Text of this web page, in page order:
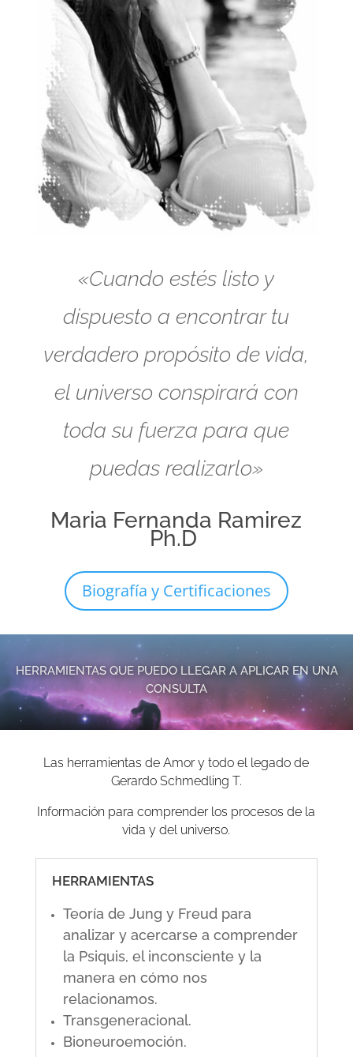
«Cuando estés listo y
dispuesto a encontrar tu
verdadero propósito de vida,
el universo conspirará con
toda su fuerza para que
puedas realizarlo»
Maria Fernanda Ramirez
Ph.D
Biografía y Certificaciones
HERRAMIENTAS QUE PUEDO LLEGAR A APLICAR EN UNA
CONSULTA
Las herramientas de Amor y todo el legado de
Gerardo Schmedling T.
Información para comprender los procesos de la
vida y del universo.
HERRAMIENTAS
Teoría de Jung y Freud para
analizar y acercarse a comprender
la Psiquis, el inconsciente y la
manera en cómo nos
relacionamos.
Transgeneracional.
Bioneuroemoción.